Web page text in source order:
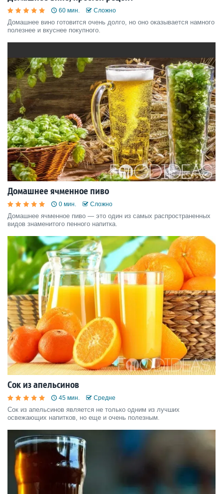
60 мин. Сложно
Домашнее вино готовится очень долго, но оно оказывается намного
полезнее и вкуснее покупного.
Домашнее ячменное пиво
0 мин. Сложно
Домашнее ячменное пиво — это один из самых распространенных
видов знаменитого пенного напитка.
Сок из апельсинов
45 мин. Средне
Сок из апельсинов является не только одним из лучших
освежающих напитков, но еще и очень полезным.